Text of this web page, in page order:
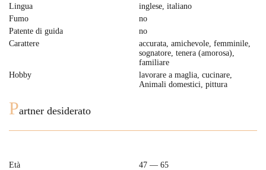
Lingua
inglese, italiano
Fumo
no
Patente di guida
no
Carattere
accurata, amichevole, femminile,
sognatore, tenera (amorosa),
familiare
Hobby
lavorare a maglia, cucinare,
Animali domestici, pittura
Partner desiderato
Età
47 — 65